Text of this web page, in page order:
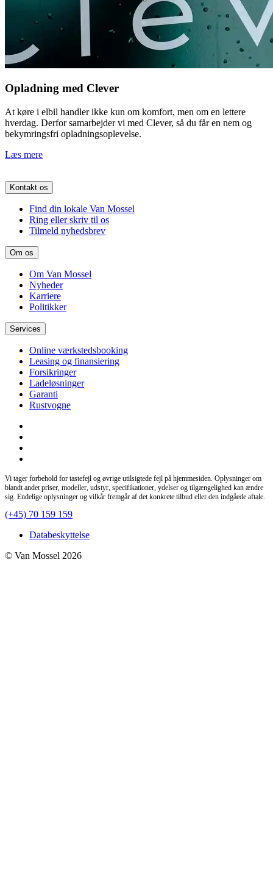
Opladning med Clever
At køre i elbil handler ikke kun om komfort, men om en lettere
hverdag. Derfor samarbejder vi med Clever, så du får en nem og
bekymringsfri opladningsoplevelse.
Læs mere
Kontakt os
Find din lokale Van Mossel
Ring eller skriv til os
Tilmeld nyhedsbrev
Om os
Om Van Mossel
Nyheder
Karriere
Politikker
Services
Online værkstedsbooking
Leasing og finansiering
Forsikringer
Ladeløsninger
Garanti
Rustvogne
Vi tager forbehold for tastefejl og øvrige utilsigtede fejl på hjemmesiden. Oplysninger om
blandt andet priser, modeller, udstyr, specifikationer, ydelser og tilgængelighed kan ændre
sig. Endelige oplysninger og vilkår fremgår af det konkrete tilbud eller den indgåede aftale.
(+45) 70 159 159
Databeskyttelse
© Van Mossel 2026